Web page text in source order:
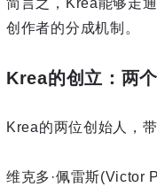
简言之，Krea能够走
创作者的分成机制。
Krea的创立：两
Krea的两位创始人，
维克多·佩雷斯(Victor